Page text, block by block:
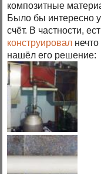
композитные
Было бы интересно
счёт. В частности,
конструировал
нашёл его решение: